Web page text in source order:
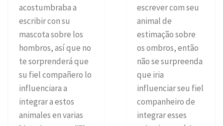
acostumbraba a
escribir con su
mascota sobre los
hombros, así que no
te sorprenderá que
su fiel compañero lo
influenciara a
integrar a estos
animales en varias
escrever com seu
animal de
estimação sobre
os ombros, então
não se surpreenda
que iria
influenciar seu fiel
companheiro de
integrar esses